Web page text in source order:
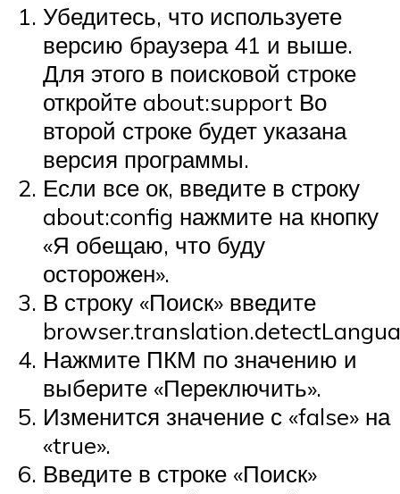
Убедитесь, что используете
версию браузера 41 и выше.
Для этого в поисковой строке
откройте about:support Во
второй строке будет указана
версия программы.
Если все ок, введите в строку
about:config нажмите на кнопку
«Я обещаю, что буду
осторожен».
В строку «Поиск» введите
Нажмите ПКМ по значению и
выберите «Переключить».
Изменится значение с «false» на
«true».
Введите в строке «Поиск»